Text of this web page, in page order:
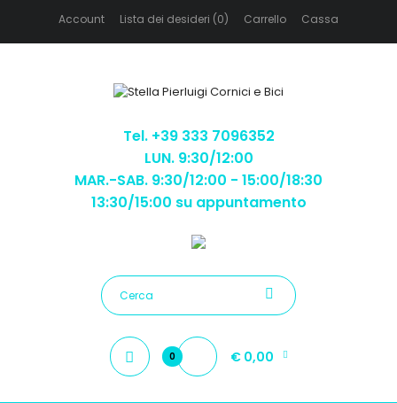
Account Lista dei desideri (0) Carrello Cassa
Tel. +39 333 7096352
LUN. 9:30/12:00
MAR.-SAB. 9:30/12:00 - 15:00/18:30
13:30/15:00 su appuntamento
0 € 0,00